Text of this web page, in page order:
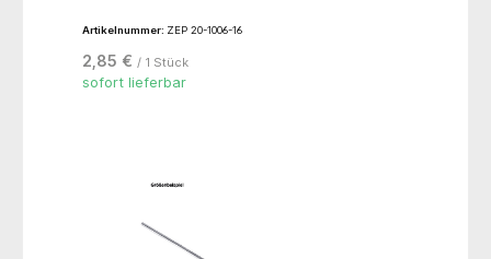
Artikelnummer: ZEP 20-1006-16
2,85 € / 1 Stück
sofort lieferbar